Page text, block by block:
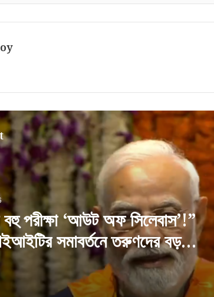
বহু পরীক্ষা ‘আউট অফ সিলেবাস’!”
সমাবর্তনে তরুণদের বড়